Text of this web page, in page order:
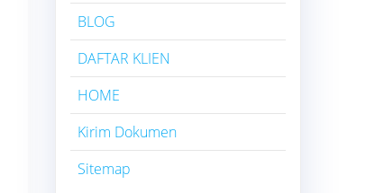
BLOG
DAFTAR KLIEN
HOME
Kirim Dokumen
Sitemap